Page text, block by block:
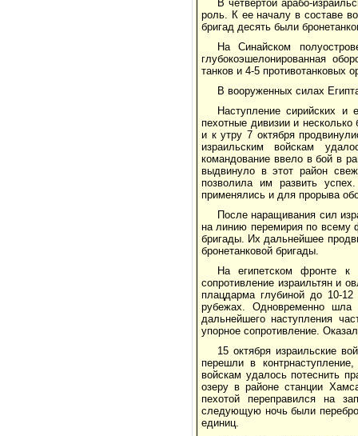
В четвертой арабо-
роль. К ее началу в составе
бригад десять были
На Синайском
глубокоэшелонированная
танков и 4-5 противотанковых
В вооруженных силах
Наступление сирийских и
пехотные дивизии и несколько
и к утру 7 октября
израильским войскам
командование ввело в бой в
выдвинуло в этот район
позволила им развить
применялись и для прорыва
После наращивания сил
на линию перемирия по всему
бригады. Их дальнейшее
бронетанковой бригады.
На египетском фронте к
сопротивление израильтян и
плацдарма глубиной до 10-
рубежах. Одновременно шла
дальнейшего наступления
упорное сопротивление.
15 октября израильские
перешли в
войскам удалось потеснить
озеру в районе станции
пехотой переправился на
следующую ночь были
единиц.